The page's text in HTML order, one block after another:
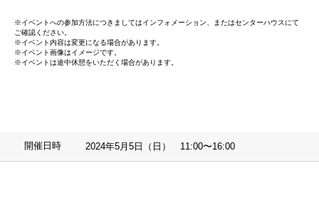
※イベントへの参加方法につきましてはインフォメーション、またはセンターハウスにて
ご確認ください。
※イベント内容は変更になる場合があります。
※イベント画像はイメージです。
※イベントは途中休憩をいただく場合があります。
開催日時 2024年5月5日（日） 11:00〜16:00